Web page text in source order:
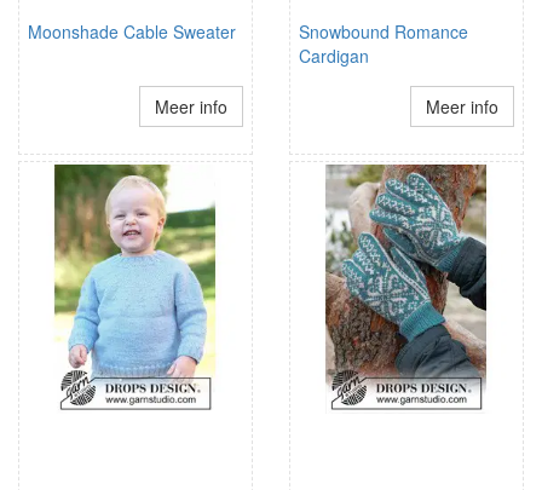
Moonshade Cable Sweater
Meer info
Snowbound Romance
Cardigan
Meer info